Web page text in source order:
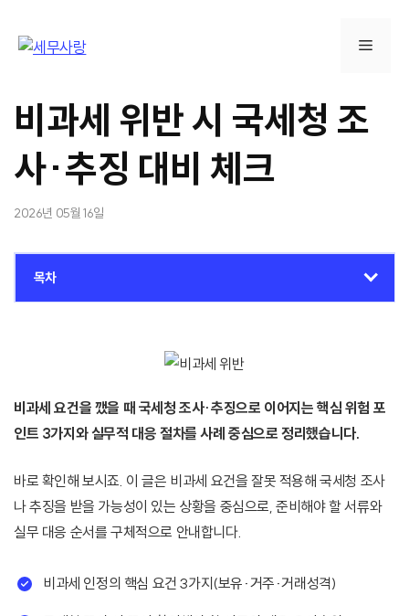
메
비과세 위반 시 국세청 조
사·추징 대비 체크
2026년 05월 16일
목차
비과세 요건을 깼을 때 국세청 조사·추징으로 이어지는 핵심 위험 포
인트 3가지와 실무적 대응 절차를 사례 중심으로 정리했습니다.
바로 확인해 보시죠. 이 글은 비과세 요건을 잘못 적용해 국세청 조사
나 추징을 받을 가능성이 있는 상황을 중심으로, 준비해야 할 서류와
실무 대응 순서를 구체적으로 안내합니다.
비과세 인정의 핵심 요건 3가지(보유·거주·거래성격)